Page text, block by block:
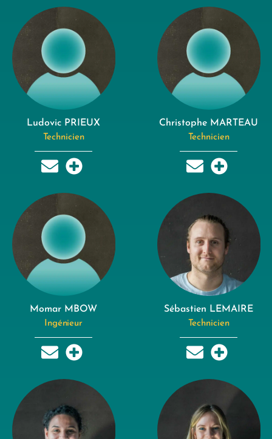
Ludovic PRIEUX
Technicien
Christophe MARTEAU
Technicien
Momar MBOW
Ingénieur
Sébastien LEMAIRE
Technicien